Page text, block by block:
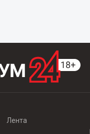
Лента